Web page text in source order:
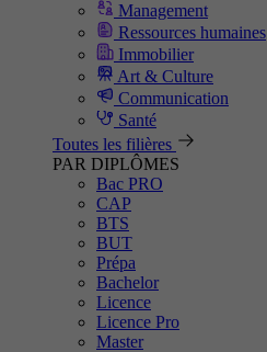
Management
Ressources humaines
Immobilier
Art & Culture
Communication
Santé
Toutes les filières
PAR DIPLÔMES
Bac PRO
CAP
BTS
BUT
Prépa
Bachelor
Licence
Licence Pro
Master